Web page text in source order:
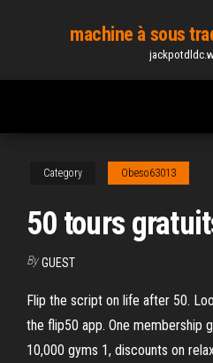
content
machine à sous
Category Obeso63013
50 tours
By GUEST
Flip the script on life after 50.
the flip50 app. One membership
10,000 gyms 1, discounts on